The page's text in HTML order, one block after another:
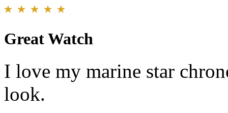
Great Watch
I love my marine star
look.